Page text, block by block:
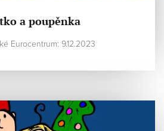
a poupěnka
Eurocentrum: 9.12.2023